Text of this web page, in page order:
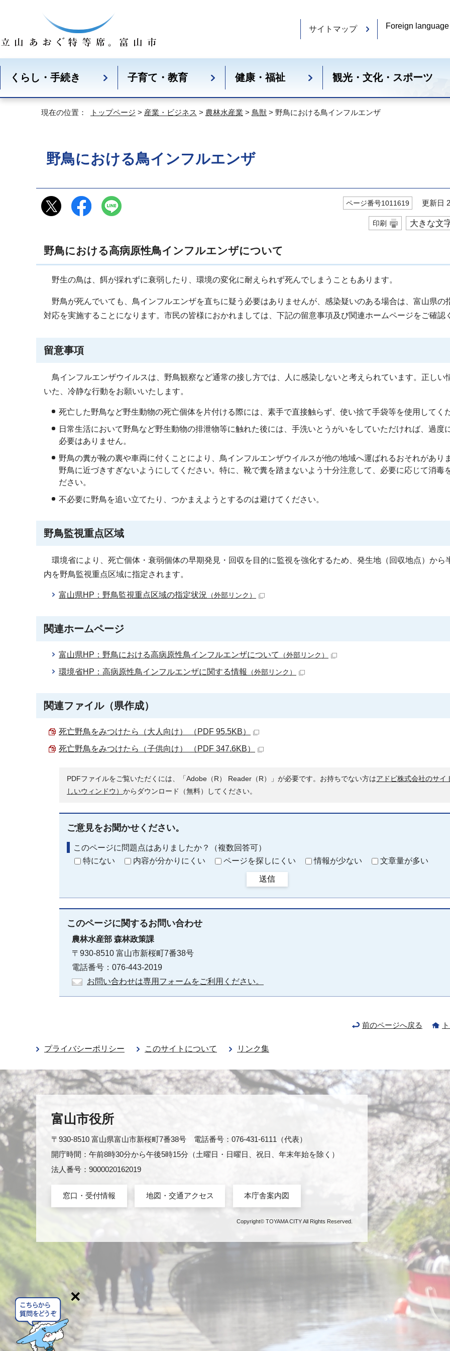
サイトマップ Foreign language
くらし・手続き 子育て・教育 健康・福祉 観光・文化・スポーツ
現在の位置： トップページ > 産業・ビジネス > 農林水産業 > 鳥獣 > 野鳥における鳥インフルエンザ
野鳥における鳥インフルエンザ
ページ番号1011619 更新日
印刷 大きな文
野鳥における高病原性鳥インフルエンザについて
野生の鳥は、餌が採れずに衰弱したり、環境の変化に耐えられず死んでしまうこともあります。
野鳥が死んでいても、鳥インフルエンザを直ちに疑う必要はありませんが、感染疑いのある場合は、富山県の
対応を実施することになります。市民の皆様におかれましては、下記の留意事項及び関連ホームページをご確認
留意事項
鳥インフルエンザウイルスは、野鳥観察など通常の接し方では、人に感染しないと考えられています。正しい
いた、冷静な行動をお願いいたします。
死亡した野鳥など野生動物の死亡個体を片付ける際には、素手で直接触らず、使い捨て手袋等を使用してく
日常生活において野鳥など野生動物の排泄物等に触れた後には、手洗いとうがいをしていただければ、過度
必要はありません。
野鳥の糞が靴の裏や車両に付くことにより、鳥インフルエンザウイルスが他の地域へ運ばれるおそれがあり
野鳥に近づきすぎないようにしてください。特に、靴で糞を踏まないよう十分注意して、必要に応じて消毒
ださい。
不必要に野鳥を追い立てたり、つかまえようとするのは避けてください。
野鳥監視重点区域
環境省により、死亡個体・衰弱個体の早期発見・回収を目的に監視を強化するため、発生地（回収地点）から
内を野鳥監視重点区域に指定されます。
富山県HP：野鳥監視重点区域の指定状況 （外部リンク）
関連ホームページ
富山県HP：野鳥における高病原性鳥インフルエンザについて （外部リンク）
環境省HP：高病原性鳥インフルエンザに関する情報 （外部リンク）
関連ファイル（県作成）
死亡野鳥をみつけたら（大人向け） （PDF 95.5KB）
死亡野鳥をみつけたら（子供向け） （PDF 347.6KB）
PDFファイルをご覧いただくには、「Adobe（R） Reader（R）」が必要です。お持ちでない方はアドビ株式会社のサイ
しいウィンドウ） からダウンロード（無料）してください。
ご意見をお聞かせください。
このページに問題点はありましたか？（複数回答可）
特にない
内容が分かりにくい ページを探しにくい 情報が少ない 文章量が多い
送信
このページに関するお問い合わせ
農林水産部 森林政策課
〒930-8510 富山市新桜町7番38号
電話番号：076-443-2019
お問い合わせは専用フォームをご利用ください。
前のページへ戻る
プライバシーポリシー このサイトについて リンク集
富山市役所
〒930-8510 富山県富山市新桜町7番38号 電話番号：076-431-6111（代表）
開庁時間：午前8時30分から午後5時15分（土曜日・日曜日、祝日、年末年始を除く）
法人番号：9000020162019
窓口・受付情報 地図・交通アクセス 本庁舎案内図
Copyright© TOYAMA CITY All Rights Reserved.
×